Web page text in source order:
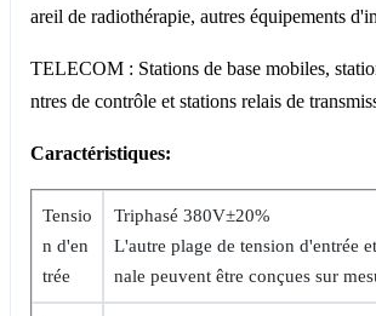
areil de radiothérapie, autres équipements
TELECOM : Stations de base mobiles,
ntres de contrôle et stations relais de
Caractéristiques:
Tensio
n d'en
trée
Triphasé 380V±20%
L'autre plage de tension d'entrée
nale peuvent être conçues sur